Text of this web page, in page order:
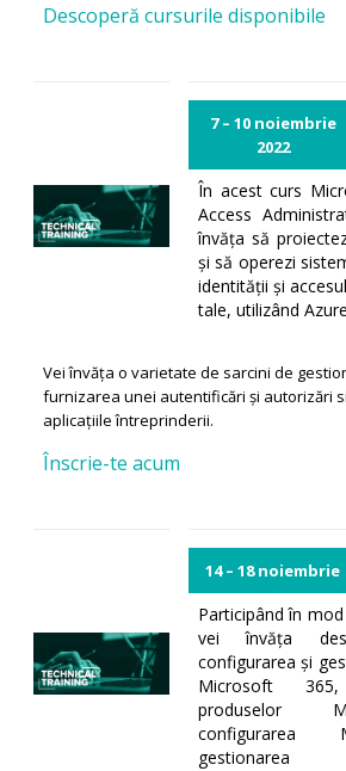
Descoperă cursurile disponibile
7 – 10 noiembrie
2022
În acest curs
Access
învăța să
și să operezi
identității și
tale, utilizând
Vei învăța o varietate de sarcini de
furnizarea unei autentificări și autorizări
aplicațiile întreprinderii.
Înscrie-te acum
14 – 18 noiembrie
Participând în
vei învăța
configurarea și
Microsoft 365,
produselor
configurarea
gestionarea